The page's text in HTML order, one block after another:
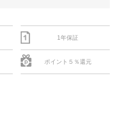
1年保証
ポイント５％還元